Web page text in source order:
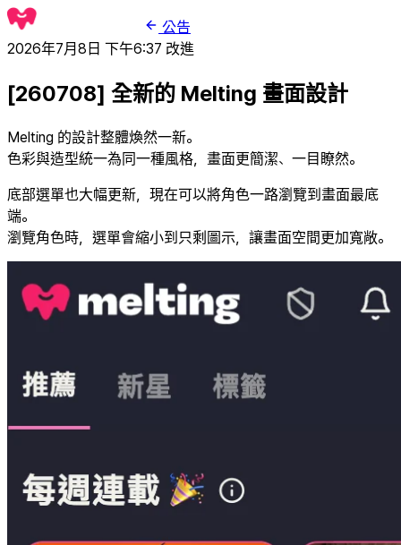
公告
2026年7月8日 下午6:37 改進
[260708] 全新的 Melting 畫面設計
Melting 的設計整體煥然一新。
色彩與造型統一為同一種風格，畫面更簡潔、一目瞭然。
底部選單也大幅更新，現在可以將角色一路瀏覽到畫面最底
端。
瀏覽角色時，選單會縮小到只剩圖示，讓畫面空間更加寬敞。